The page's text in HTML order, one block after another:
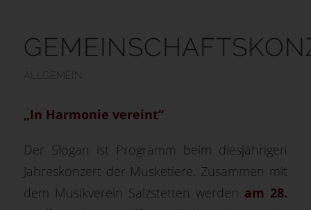
„In Harmonie vereint“
Der Slogan ist Programm beim diesjährigen
Jahreskonzert der Musketiere. Zusammen mit
dem Musikverein Salzstetten werden am 28.